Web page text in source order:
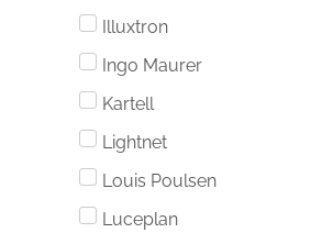
Illuxtron
Ingo Maurer
Kartell
Lightnet
Louis Poulsen
Luceplan